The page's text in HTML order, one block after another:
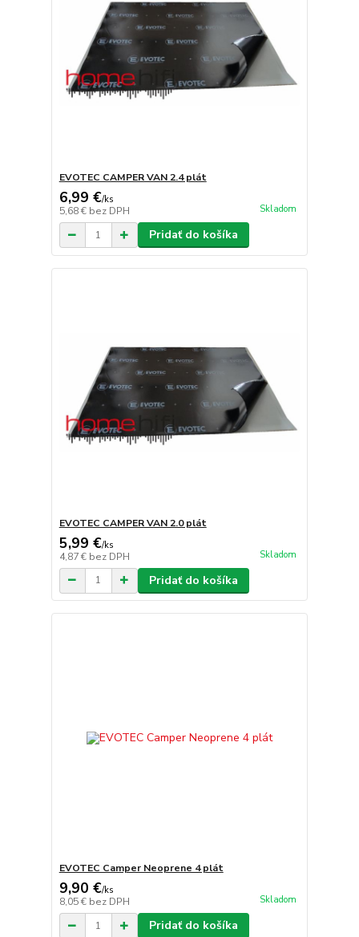
EVOTEC CAMPER VAN 2.4 plát
6,99 €/ks
5,68 € bez DPH Skladom
Pridať do košíka
EVOTEC CAMPER VAN 2.0 plát
5,99 €/ks
4,87 € bez DPH Skladom
Pridať do košíka
EVOTEC Camper Neoprene 4 plát
9,90 €/ks
8,05 € bez DPH Skladom
Pridať do košíka